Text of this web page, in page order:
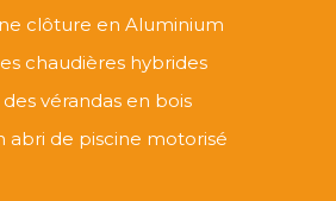
clôture en Aluminium
chaudières hybrides
des vérandas en bois
abri de piscine motorisé